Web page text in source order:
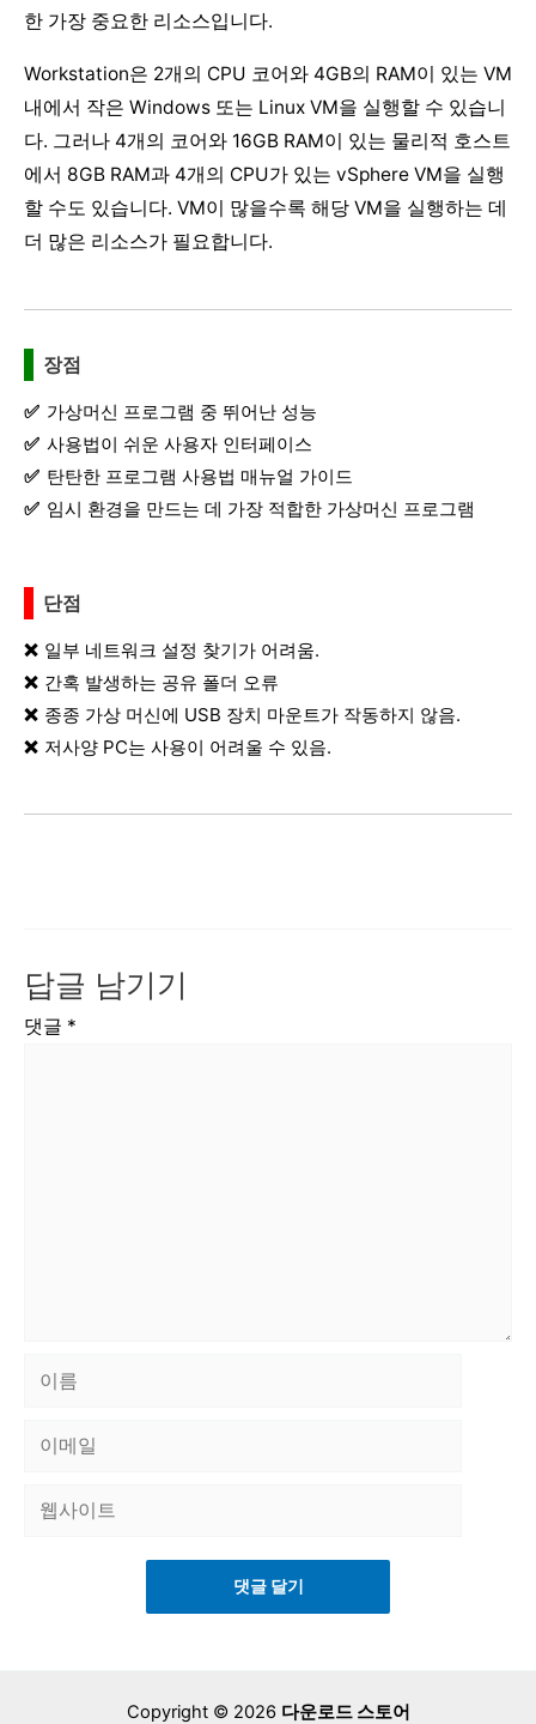
한 가장 중요한 리소스입니다.
Workstation은 2개의 CPU 코어와 4GB의 RAM이 있는 VM
내에서 작은 Windows 또는 Linux VM을 실행할 수 있습니
다. 그러나 4개의 코어와 16GB RAM이 있는 물리적 호스트
에서 8GB RAM과 4개의 CPU가 있는 vSphere VM을 실행
할 수도 있습니다. VM이 많을수록 해당 VM을 실행하는 데
더 많은 리소스가 필요합니다.
장점
가상머신 프로그램 중 뛰어난 성능
사용법이 쉬운 사용자 인터페이스
탄탄한 프로그램 사용법 매뉴얼 가이드
임시 환경을 만드는 데 가장 적합한 가상머신 프로그램
단점
일부 네트워크 설정 찾기가 어려움.
간혹 발생하는 공유 폴더 오류
종종 가상 머신에 USB 장치 마운트가 작동하지 않음.
저사양 PC는 사용이 어려울 수 있음.
답글 남기기
댓글 *
Copyright © 2026 다운로드 스토어